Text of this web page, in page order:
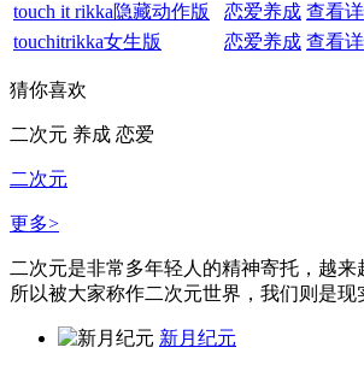
touch it rikka隐藏动作版
恋爱养成 查看
touchitrikka女生版
恋爱养成 查看
猜你喜欢
二次元 养成 恋爱
二次元
更多>
二次元是非常多年轻人的精神寄托，越
所以被大家称作二次元世界，我们则是
新月纪元